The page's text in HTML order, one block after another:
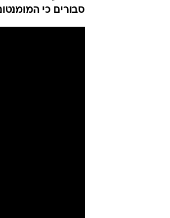
סבורים כי